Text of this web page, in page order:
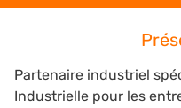
Partenaire industriel
Industrielle pour les